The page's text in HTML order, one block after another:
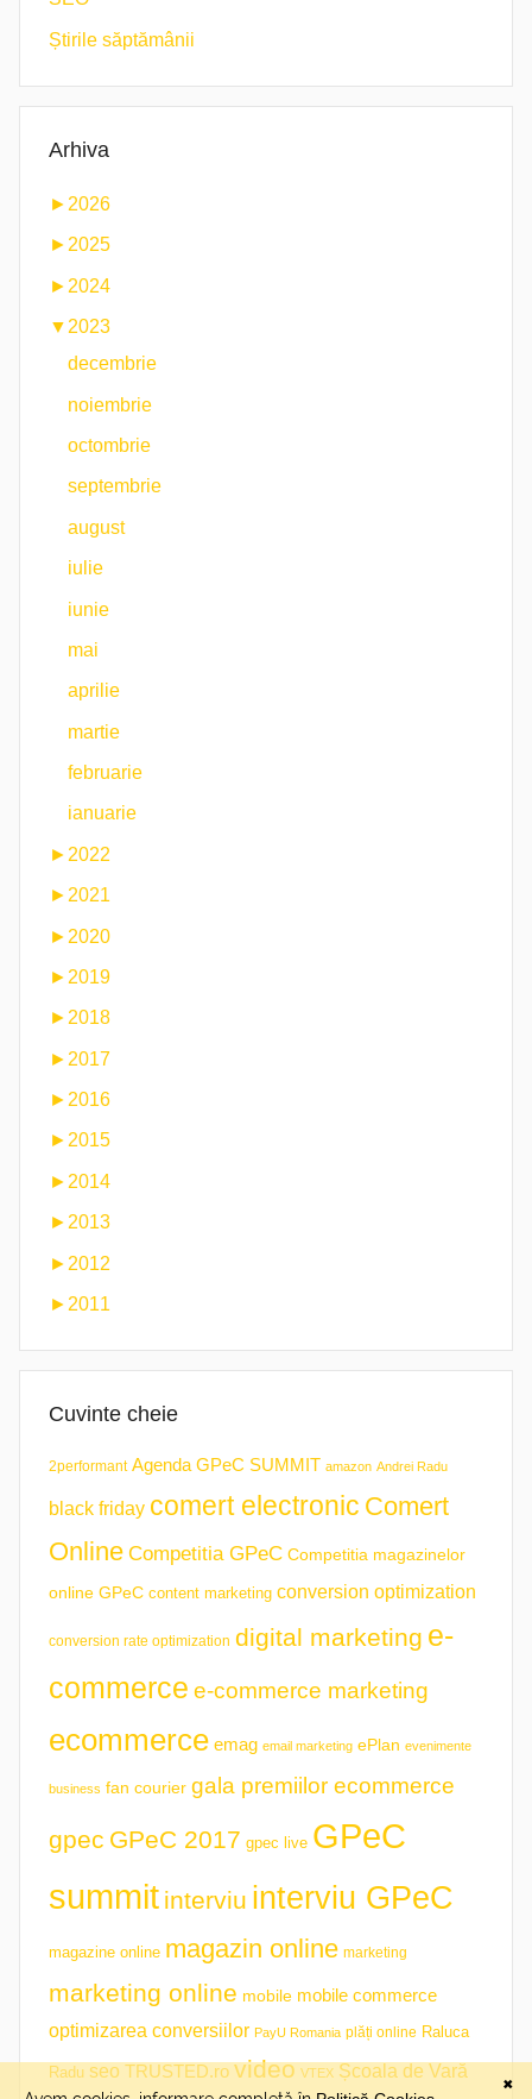
Știrile săptămânii
Arhiva
► 2026
► 2025
► 2024
▼ 2023
decembrie
noiembrie
octombrie
septembrie
august
iulie
iunie
mai
aprilie
martie
februarie
ianuarie
► 2022
► 2021
► 2020
► 2019
► 2018
► 2017
► 2016
► 2015
► 2014
► 2013
► 2012
► 2011
Cuvinte cheie
2performant Agenda GPeC SUMMIT amazon Andrei Radu
black friday comert electronic Comert
Online Competitia GPeC Competitia magazinelor
online GPeC content marketing conversion optimization
conversion rate optimization digital marketing e-
commerce e-commerce marketing
ecommerce emag email marketing ePlan evenimente
business fan courier gala premiilor ecommerce
gpec GPeC 2017 gpec live GPeC
summit interviu interviu GPeC
magazine online magazin online marketing
marketing online mobile mobile commerce
optimizarea conversiilor PayU Romania plăți online Raluca
Radu seo TRUSTED.ro video VTEX Școala de Vară